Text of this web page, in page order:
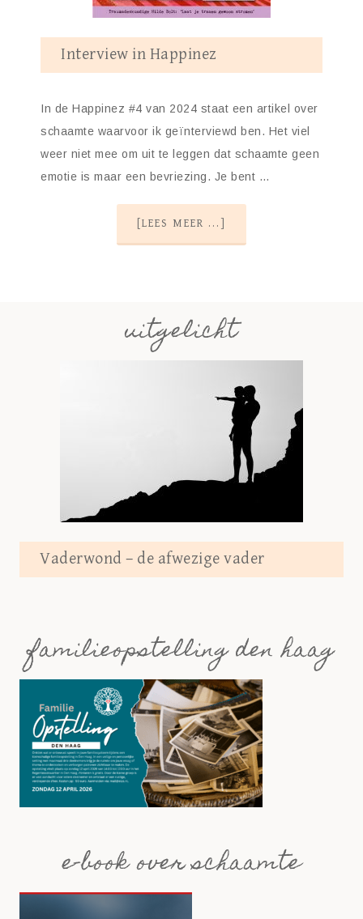
Interview in Happinez
In de Happinez #4 van 2024 staat een artikel over
schaamte waarvoor ik geïnterviewd ben. Het viel
weer niet mee om uit te leggen dat schaamte geen
emotie is maar een bevriezing. Je bent …
[LEES MEER ...]
uitgelicht
Vaderwond – de afwezige vader
familieopstelling den haag
e-book over schaamte